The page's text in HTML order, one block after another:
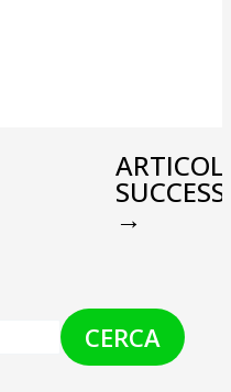
→
CERCA